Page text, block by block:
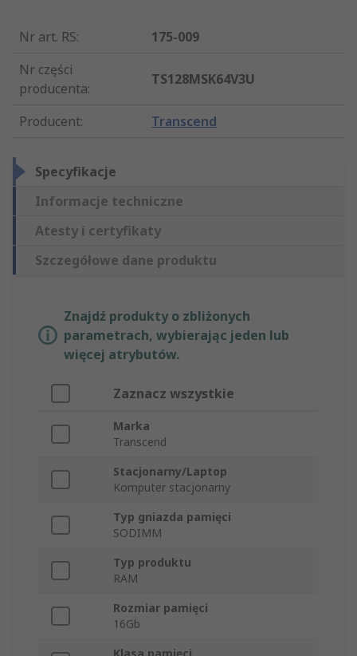
Nr art. RS:
175-009
Nr części
producenta:
TS128MSK64V3U
Producent: Transcend
Specyfikacje
Informacje techniczne
Atesty i certyfikaty
Szczegółowe dane produktu
Znajdź produkty o zbliżonych
parametrach, wybierając jeden lub
więcej atrybutów.
Zaznacz wszystkie
Marka
Transcend
Stacjonarny/Laptop
Komputer stacjonarny
Typ gniazda pamięci
SODIMM
Typ produktu
RAM
Rozmiar pamięci
16Gb